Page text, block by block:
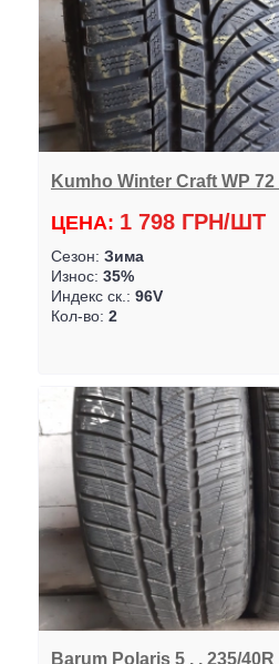
Kumho Winter Craft WP 72
ЦЕНА: 1 798 ГРН/ШТ
Сезон: Зима
Износ: 35%
Индекс ск.: 96V
Кол-во: 2
Barum Polaris 5 . . 235/40R